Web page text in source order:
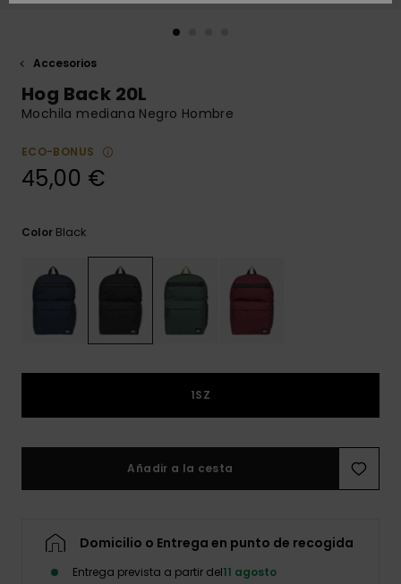
más rápida a
Encuentra
contacto.
Consultar
las FAQ
Accesorios
Hog Back 20L
Mochila mediana Negro Hombre
ECO-BONUS
45,00 €
Color Black
1SZ
Añadir a la cesta
Domicilio o Entrega en punto de recogida
Entrega prevista a partir del11 agosto